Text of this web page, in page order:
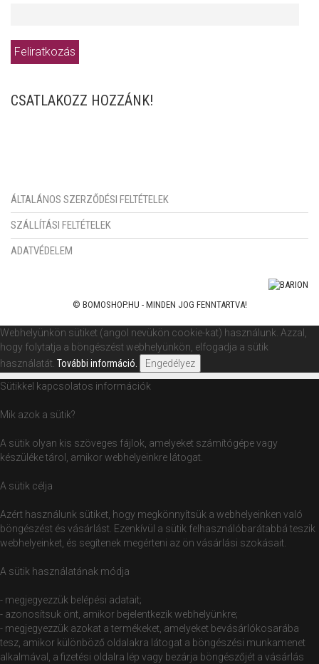
CSATLAKOZZ HOZZÁNK!
ÁLTALÁNOS SZERZŐDÉSI FELTÉTELEK
SZÁLLÍTÁSI FELTÉTELEK
ADATVÉDELEM
© BOMOSHOP.HU - MINDEN JOG FENNTARTVA!
Webhelyünkön sütiket (angol nevükön cookie-kat) használunk. Azzal,
hogy folytatja a böngészést webhelyünkön, elfogadja a sütik
használatát. További információ. Engedélyez
Sütikkel kapcsolatos információk
Mik azok a sütik?
A sütik olyan kis szöveges fájlok, amelyeket számítógépe vagy
készüléke tárol, amikor webhelyeinkre látogat.
A sütik célja
Azért használunk sütiket, hogy megkönnyítsük a webhelyeinken való
böngészést és vásárlást. Ezenkívül a sütik felhasználóbarátabbá teszik
webhelyeinket, és segítenek megérteni az ön vásárlási szokásait.
A sütik használatának módja
- megjegyezzük belépési adatait;
- azonosítsuk önt, amikor bejelentkezik webhelyünkre;
- megjegyezzük azokat a termékeket, amelyeket bevásárlókosarába
tesz, amikor különböző oldalakra látogat a böngészési munkamenet
alkalmával, a fizetési oldalra lép vagy bezárja böngészőjét a vásárlás